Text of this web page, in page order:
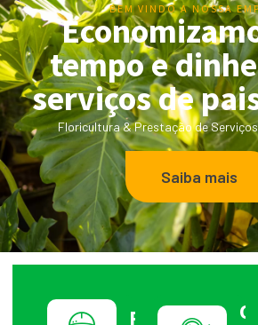
BEM VINDO A NOSSA
tempo e
serviços de
Floricultura & Prestação de
Saiba mais
Profissionais